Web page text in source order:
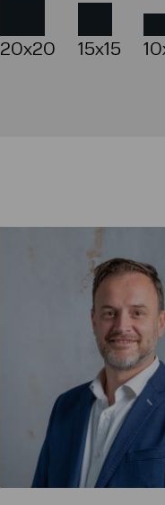
20x20 15x15